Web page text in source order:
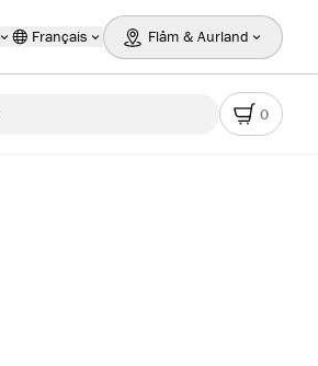
Français Flåm & Aurland
0